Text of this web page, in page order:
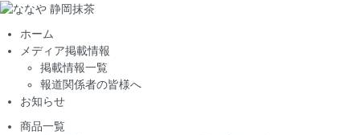
ホーム
メディア掲載情報
掲載情報一覧
報道関係者の皆様へ
お知らせ
商品一覧